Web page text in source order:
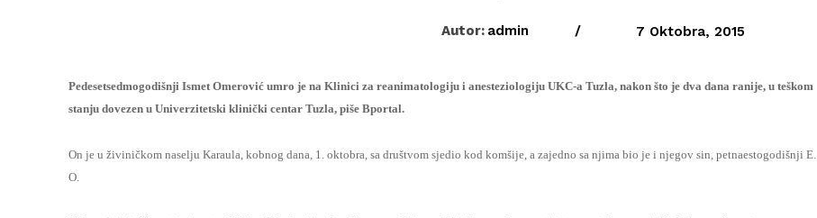
Autor: admin / 7 Oktobra, 2015
Pedesetsedmogodišnji Ismet Omerović umro je na Klinici za reanimatologiju i anesteziologiju UKC-a Tuzla, nakon što je dva dana ranije, u teškom
stanju dovezen u Univerzitetski klinički centar Tuzla, piše Bportal.
On je u živiničkom naselju Karaula, kobnog dana, 1. oktobra, sa društvom sjedio kod komšije, a zajedno sa njima bio je i njegov sin, petnaestogodišnji E.
O.